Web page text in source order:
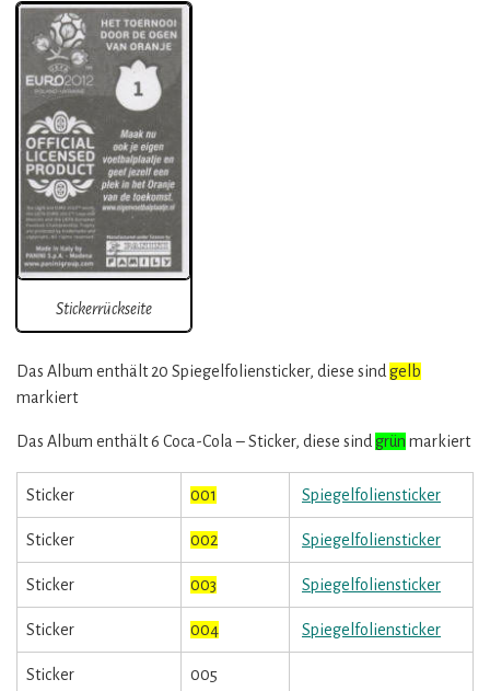
Stickerrückseite
Das Album enthält 20 Spiegelfoliensticker, diese sind gelb
markiert
Das Album enthält 6 Coca-Cola – Sticker, diese sind grün markiert
Sticker 001 Spiegelfoliensticker
Sticker 002 Spiegelfoliensticker
Sticker 003 Spiegelfoliensticker
Sticker 004 Spiegelfoliensticker
Sticker 005